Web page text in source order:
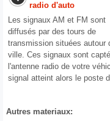
radio d'auto
Les signaux AM et FM sont
diffusés par des tours de
transmission situées autour
ville. Ces signaux sont
l'antenne radio de votre
signal atteint alors le poste
Autres materiaux: